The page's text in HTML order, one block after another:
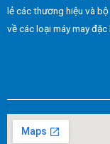
lẻ các thương hiệu và
về các loại máy may đặc